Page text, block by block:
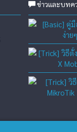
ข่าวและบทค